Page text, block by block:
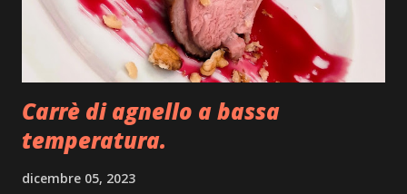
alimenti. Execution: prepariamo per iniziare
un po’ di bollito con del tacchino, quindi pentola
con acqua carne di tacchino e un pizzico di sale
grosso, portiamo tutto sul forn...
Carrè di agnello a bassa
temperatura.
dicembre 05, 2023